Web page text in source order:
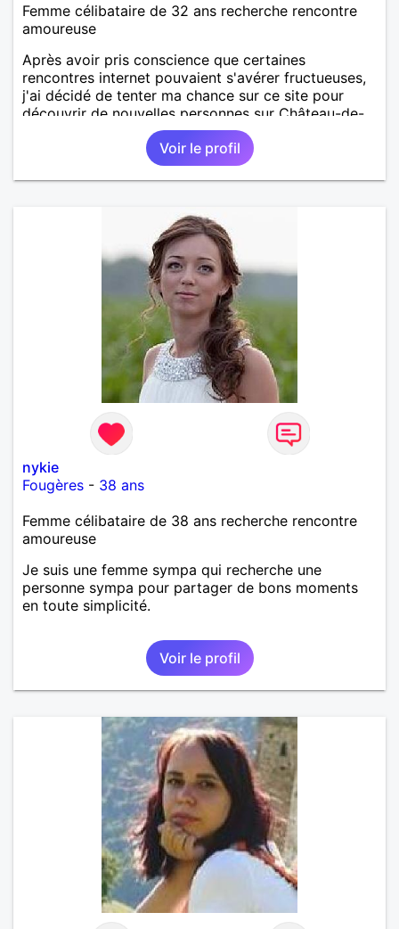
Femme célibataire de 32 ans recherche rencontre
amoureuse
Après avoir pris conscience que certaines
rencontres internet pouvaient s'avérer fructueuses,
j'ai décidé de tenter ma chance sur ce site pour
découvrir de nouvelles personnes sur Château-de-
Loir voire Le Mans ou La Flèche !
Voir le profil
nykie
Fougères - 38 ans
Femme célibataire de 38 ans recherche rencontre
amoureuse
Je suis une femme sympa qui recherche une
personne sympa pour partager de bons moments
en toute simplicité.
Voir le profil